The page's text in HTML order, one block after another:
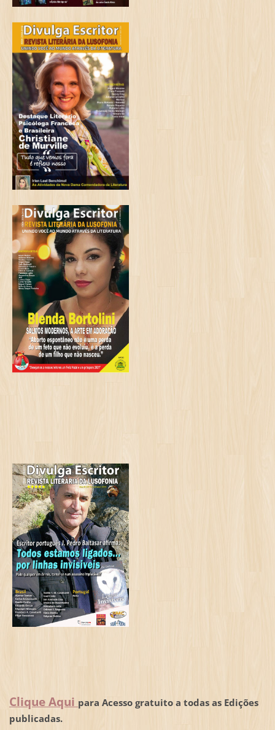
Clique Aqui para Acesso gratuito a todas as Edições
publicadas.